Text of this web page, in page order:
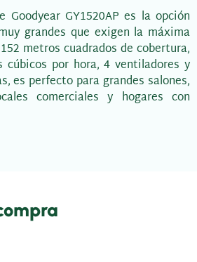
Goodyear GY1520AP es la opción
grandes que exigen la máxima
metros cuadrados de cobertura,
cúbicos por hora, 4 ventiladores y
es perfecto para grandes salones,
comerciales y hogares con